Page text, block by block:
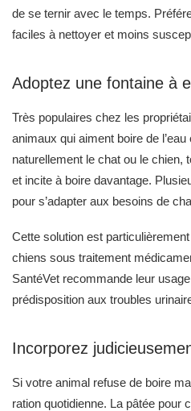
de se ternir avec le temps.
faciles à nettoyer et moins
Adoptez une fontaine à
Très populaires chez les
animaux qui aiment boire de
naturellement le chat ou le chien,
et incite à boire davantage.
pour s’adapter aux besoins de
Cette solution est
chiens sous traitement
SantéVet recommande leur
prédisposition aux troubles
Incorporez
Si votre animal refuse de boire
ration quotidienne. La pâtée pour